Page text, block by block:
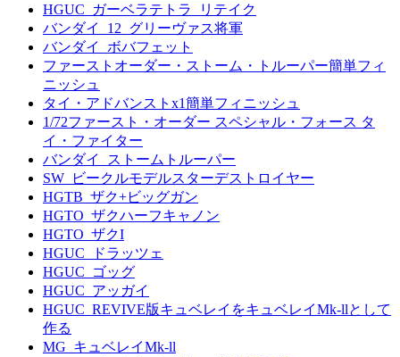
HGUC_ガーベラテトラ_リテイク
バンダイ_12_グリーヴァス将軍
バンダイ_ボバフェット
ファーストオーダー・ストーム・トルーパー簡単フィ
ニッシュ
タイ・アドバンストx1簡単フィニッシュ
1/72ファースト・オーダー スペシャル・フォース タ
イ・ファイター
バンダイ_ストームトルーパー
SW_ビークルモデルスターデストロイヤー
HGTB_ザク+ビッグガン
HGTO_ザクハーフキャノン
HGTO_ザクI
HGUC_ドラッツェ
HGUC_ゴッグ
HGUC_アッガイ
HGUC_REVIVE版キュベレイをキュベレイMk-llとして
作る
MG_キュベレイMk-ll